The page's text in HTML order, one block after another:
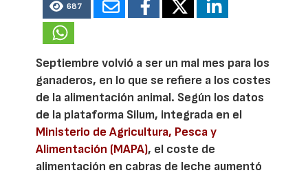
687
Septiembre volvió a ser un mal mes para los
ganaderos, en lo que se refiere a los costes
de la alimentación animal. Según los datos
de la plataforma Silum, integrada en el
Ministerio de Agricultura, Pesca y
Alimentación (MAPA), el coste de
alimentación en cabras de leche aumentó